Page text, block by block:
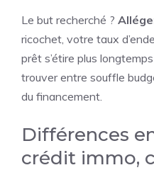
Le but recherché ?
ricochet, votre taux
prêt s’étire plus
trouver entre souffle
du financement.
Différences
crédit immo,